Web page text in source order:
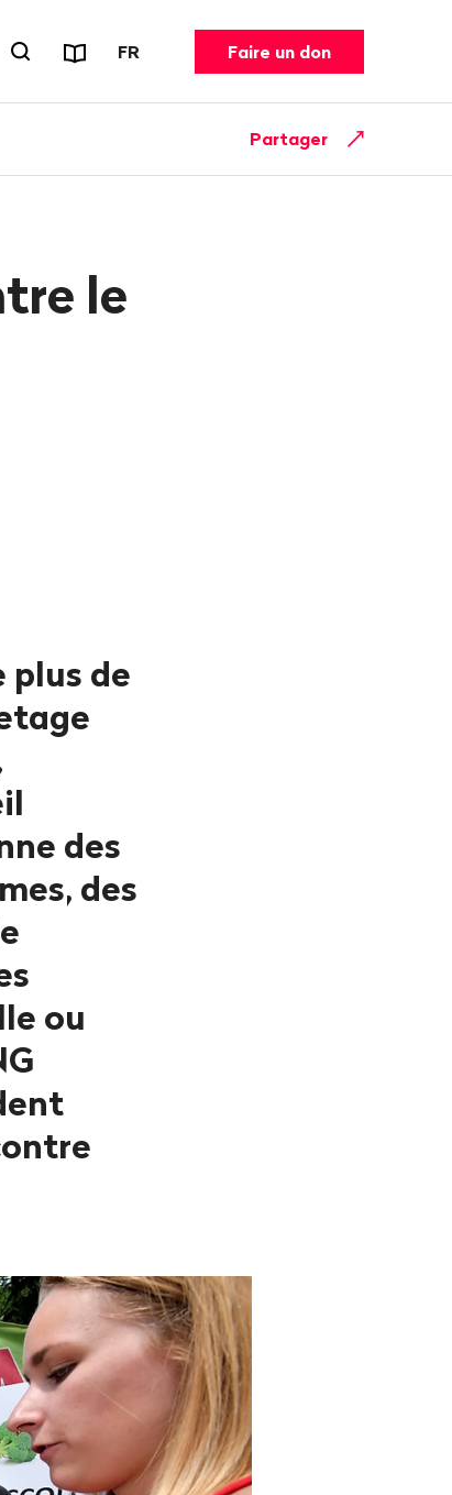
Ouvrir le formulaire de recherche
Rapports et dépliants
FR CHANGER DE LANGUE. LANGUE
Faire un don
Partager
le
plus de
des
des
ou